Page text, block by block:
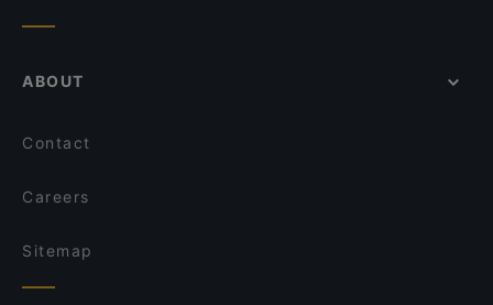
ABOUT
Contact
Careers
Sitemap